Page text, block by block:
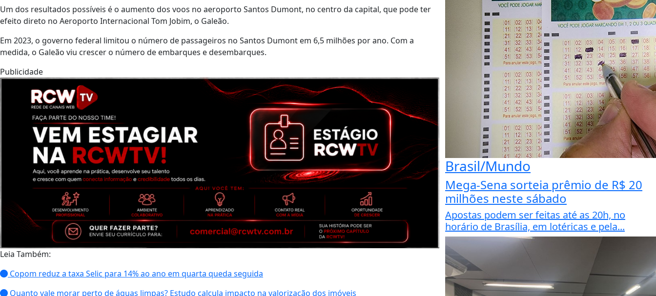
Um dos resultados possíveis é o aumento dos voos no aeroporto Santos Dumont, no centro da capital, que pode ter
efeito direto no Aeroporto Internacional Tom Jobim, o Galeão.
Em 2023, o governo federal limitou o número de passageiros no Santos Dumont em 6,5 milhões por ano. Com a
medida, o Galeão viu crescer o número de embarques e desembarques.
Publicidade
Leia Também:
Copom reduz a taxa Selic para 14% ao ano em quarta queda seguida
Quanto vale morar perto de águas limpas? Estudo calcula impacto na valorização dos imóveis
Brasil/Mundo
Mega-Sena sorteia prêmio de R$ 20
milhões neste sábado
Apostas podem ser feitas até as 20h, no
horário de Brasília, em lotéricas e pela...